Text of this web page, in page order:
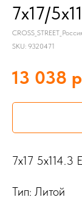
7x17/
SKU: 9320471
13 038
7x17 5x114.3
Тип: Литой